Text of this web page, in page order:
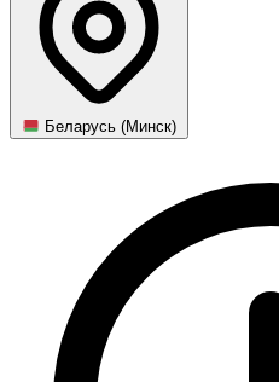
Беларусь (Минск)